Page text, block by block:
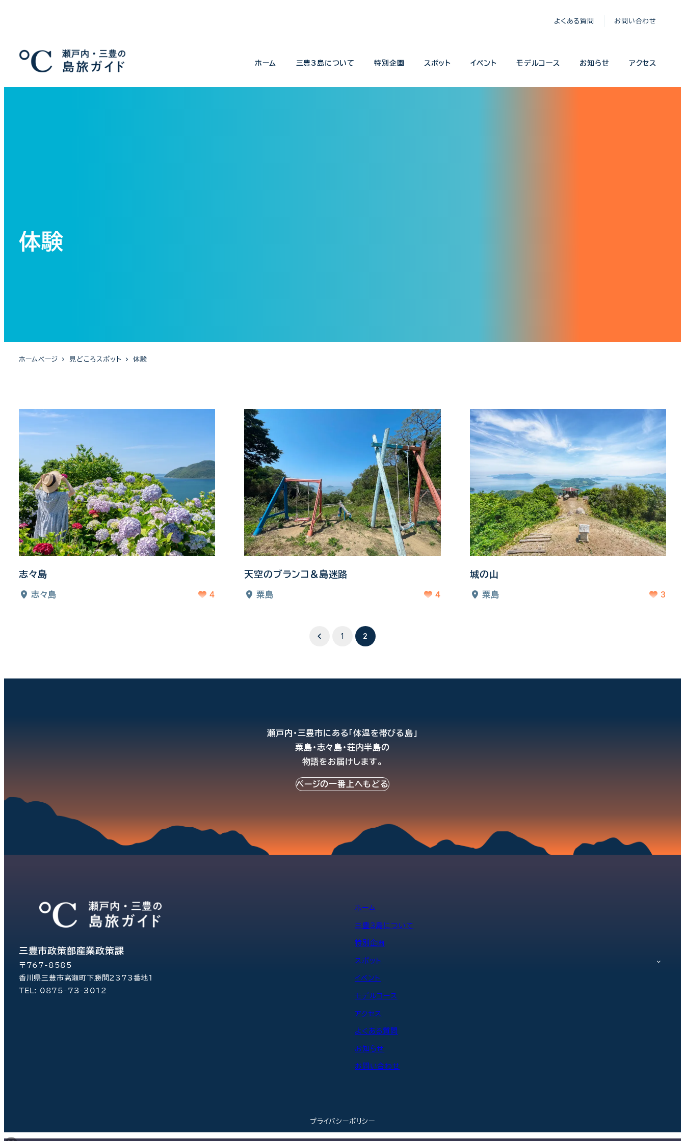
よくある質問 お問い合わせ
ホーム 三豊3島について 特別企画 スポット イベント モデルコース お知らせ アクセス
体験
ホームページ 見どころスポット 体験
志々島
志々島 4
天空のブランコ＆島迷路
粟島 4
城の山
粟島 3
の
1 2
瀬戸内・三豊市にある「体温を帯びる島」
粟島・志々島・荘内半島の
物語をお届けします。
ページの一番上へもどる
三豊市政策部産業政策課
〒767-8585
香川県三豊市高瀬町下勝間2373番地1
TEL: 0875-73-3012
ホーム
三豊3島について
特別企画
スポット
イベント
モデルコース
アクセス
よくある質問
お知らせ
お問い合わせ
プライバシーポリシー